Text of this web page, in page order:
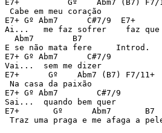
E7+          Gº    Abm7 (B7) F7/
Cabe em meu coração
E7+ Gº Abm7      C#7/9  E7+
Ai...   me faz sofrer    faz que
  Abm7        B7
E se não mata fere     Introd.
E7+ Gº Abm7      C#7/9
Vai...  sem me dizer
E7+      Gº    Abm7 (B7) F7/11+
Na casa da paixão
E7+ Gº Abm7        C#7/9
Sai...  quando bem quer
E7+       Gº      Abm7       B7
Traz uma praga e me afaga a